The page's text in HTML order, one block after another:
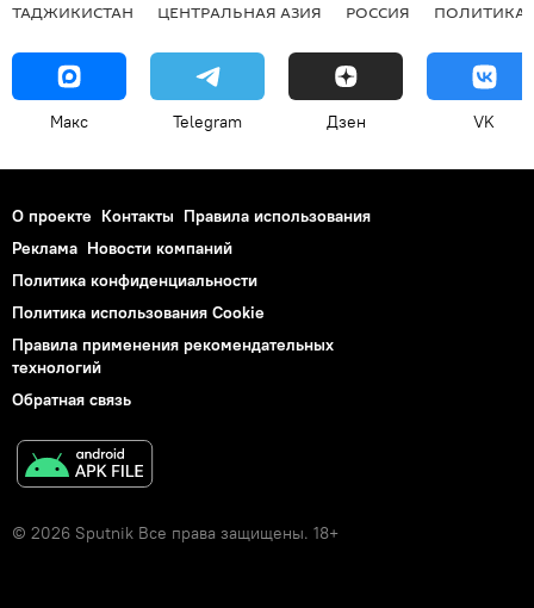
ТАДЖИКИСТАН ЦЕНТРАЛЬНАЯ АЗИЯ РОССИЯ ПОЛИТИКА
Макс Telegram Дзен VK
О проекте Контакты Правила использования
Реклама Новости компаний
Политика конфиденциальности
Политика использования Cookie
Правила применения рекомендательных
технологий
Обратная связь
© 2026 Sputnik Все права защищены. 18+